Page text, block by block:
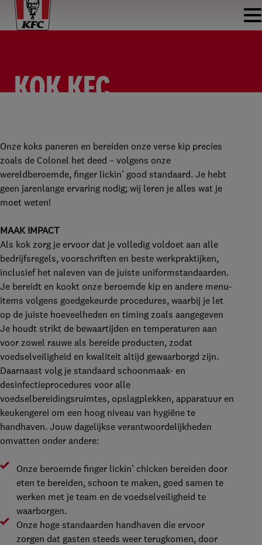
KOK KFC
Onze koks paneren en bereiden onze verse kip precies
zoals de Colonel het deed – volgens onze
wereldberoemde, finger lickin’ good standaard. Je hebt
geen jarenlange ervaring nodig; wij leren je alles wat je
moet weten!
MAAK IMPACT
Als kok zorg je ervoor dat je volledig voldoet aan alle
bedrijfsregels, voorschriften en beste werkpraktijken,
inclusief het naleven van de juiste uniformstandaarden.
Je bereidt en kookt onze beroemde kip en andere menu-
items volgens goedgekeurde procedures, waarbij je let
op de juiste hoeveelheden en timing zoals aangegeven
Je houdt strikt de bewaartijden en temperaturen aan
voor zowel rauwe als bereide producten, zodat
voedselveiligheid en kwaliteit altijd gewaarborgd zijn.
Daarnaast volg je standaard schoonmaak- en
desinfectieprocedures voor alle
voedselbereidingsruimtes, opslagplekken, apparatuur en
keukengerei om een hoog niveau van hygiëne te
handhaven. Jouw dagelijkse verantwoordelijkheden
omvatten onder andere:
Onze beroemde finger lickin’ chicken bereiden door
eten te bereiden, schoon te maken, goed samen te
werken met je team en de voedselveiligheid te
waarborgen.
Onze hoge standaarden handhaven die ervoor
zorgen dat gasten steeds weer terugkomen, door